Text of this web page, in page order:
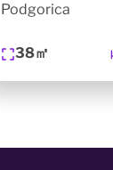
Podgorica
38㎡